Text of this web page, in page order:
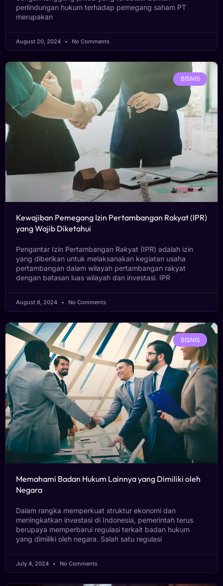
perlindungan hukum terhadap pemegang saham PT
merupakan
August 20, 2024 No Comments
BISNIS
Kewajiban Pemegang Izin Pertambangan Rakyat (IPR)
yang Wajib Diketahui
Pengantar Izin Pertambangan Rakyat (IPR) adalah izin
yang diberikan untuk melaksanakan kegiatan usaha
pertambangan dalam wilayah pertambangan rakyat
dengan batasan luas wilayah dan investasi. IPR
August 8, 2024 No Comments
BISNIS
Memahami Badan Hukum Lainnya yang Dimiliki oleh
Negara
Dalam rangka memperkuat struktur ekonomi dan
meningkatkan investasi di Indonesia, pemerintah terus
berupaya memperbarui regulasi terkait badan hukum
yang dimiliki oleh negara. Salah satu regulasi
July 4, 2024 No Comments